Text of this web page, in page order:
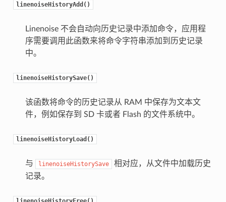
linenoiseHistoryAdd()
Linenoise 不会自动向历史记录中添加命令，应用程
序需要调用此函数来将命令字符串添加到历史记录
中。
linenoiseHistorySave()
该函数将命令的历史记录从 RAM 中保存为文本文
件，例如保存到 SD 卡或者 Flash 的文件系统中。
linenoiseHistoryLoad()
与 linenoiseHistorySave
相对应，从文件中加载历史
记录。